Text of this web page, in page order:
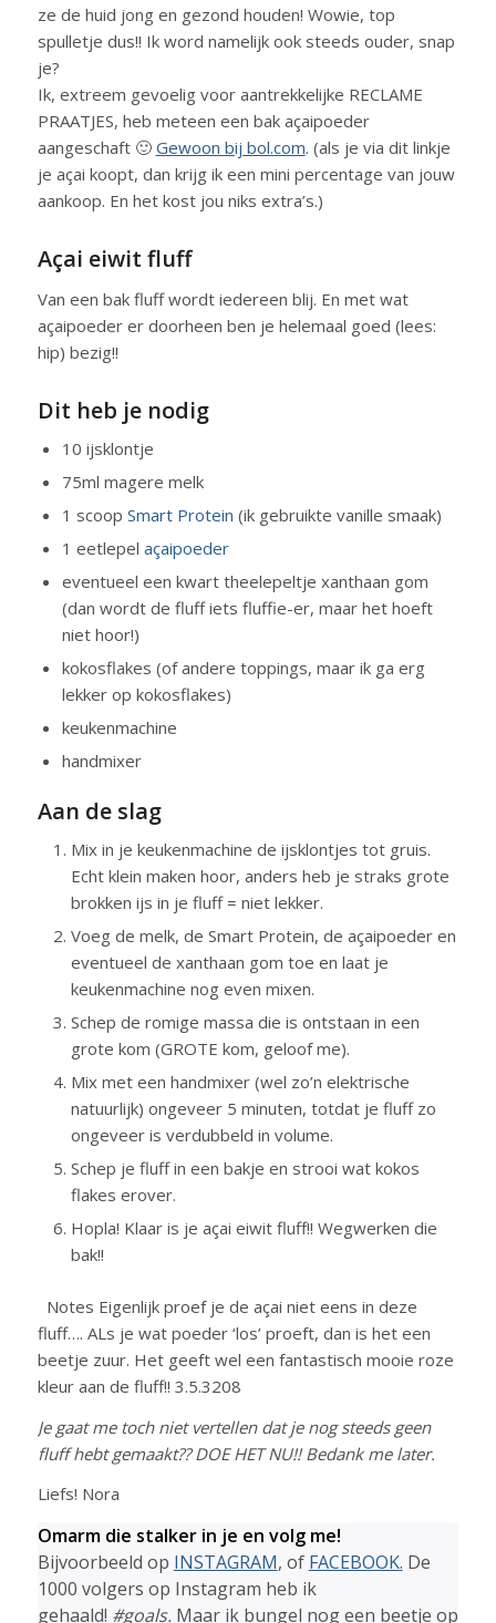
ze de huid jong en gezond houden! Wowie, top
spulletje dus!! Ik word namelijk ook steeds ouder, snap
je?
Ik, extreem gevoelig voor aantrekkelijke RECLAME
PRAATJES, heb meteen een bak açaipoeder
aangeschaft 🙂 Gewoon bij bol.com. (als je via dit linkje
je açai koopt, dan krijg ik een mini percentage van jouw
aankoop. En het kost jou niks extra’s.)
Açai eiwit fluff
Van een bak fluff wordt iedereen blij. En met wat
açaipoeder er doorheen ben je helemaal goed (lees:
hip) bezig!!
Dit heb je nodig
10 ijsklontje
75ml magere melk
1 scoop Smart Protein (ik gebruikte vanille smaak)
1 eetlepel açaipoeder
eventueel een kwart theelepeltje xanthaan gom
(dan wordt de fluff iets fluffie-er, maar het hoeft
niet hoor!)
kokosflakes (of andere toppings, maar ik ga erg
lekker op kokosflakes)
keukenmachine
handmixer
Aan de slag
Mix in je keukenmachine de ijsklontjes tot gruis.
Echt klein maken hoor, anders heb je straks grote
brokken ijs in je fluff = niet lekker.
Voeg de melk, de Smart Protein, de açaipoeder en
eventueel de xanthaan gom toe en laat je
keukenmachine nog even mixen.
Schep de romige massa die is ontstaan in een
grote kom (GROTE kom, geloof me).
Mix met een handmixer (wel zo’n elektrische
natuurlijk) ongeveer 5 minuten, totdat je fluff zo
ongeveer is verdubbeld in volume.
Schep je fluff in een bakje en strooi wat kokos
flakes erover.
Hopla! Klaar is je açai eiwit fluff!! Wegwerken die
bak!!
Notes Eigenlijk proef je de açai niet eens in deze
fluff…. ALs je wat poeder ‘los’ proeft, dan is het een
beetje zuur. Het geeft wel een fantastisch mooie roze
kleur aan de fluff!! 3.5.3208
Je gaat me toch niet vertellen dat je nog steeds geen
fluff hebt gemaakt?? DOE HET NU!! Bedank me later.
Liefs! Nora
Omarm die stalker in je en volg me!
Bijvoorbeeld op INSTAGRAM, of FACEBOOK. De
1000 volgers op Instagram heb ik
gehaald! #goals.Maar ik bungel nog een beetje op